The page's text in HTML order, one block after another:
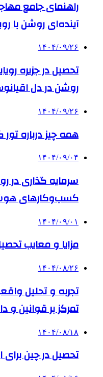
راهنمای جامع
آینده‌ای روشن با
۱۴۰۴/۰۹/۲۶
تحصیل در جزیره
روشن در دل
۱۴۰۴/۰۹/۲۶
همه چیز درباره
۱۴۰۴/۰۹/۰۴
سرمایه گذاری در
کسب‌وکارهای
۱۴۰۴/۰۹/۰۱
مزایا و معایب
۱۴۰۴/۰۸/۲۶
تجربه و تحلیل
تمرکز بر قوانین و
۱۴۰۴/۰۸/۱۸
تحصیل در چین برای